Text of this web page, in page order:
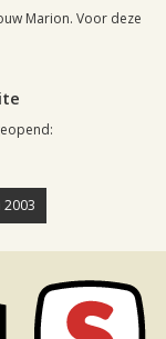
Marion. Voor deze